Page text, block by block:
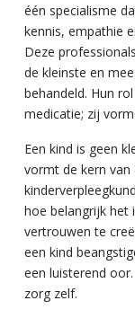
één specialisme
kennis, empathie
Deze
de kleinste en
behandeld. Hun
medicatie; zij
Een kind is geen
vormt de kern van
hoe belangrijk het
vertrouwen te
een kind
een luisterend
zorg zelf.